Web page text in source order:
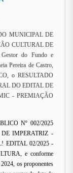
MUNICIPAL DE
CULTURAL DE
do Fundo e
Pereira de Castro,
o RESULTADO
DO EDITAL DE
- PREMIAÇÃO
Nº 002/2025
IMPERATRIZ -
EDITAL 02/2025 -
e conforme
os proponentes